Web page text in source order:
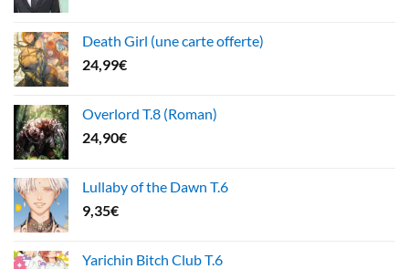
Death Girl (une carte offerte)
24,99€
Overlord T.8 (Roman)
24,90€
Lullaby of the Dawn T.6
9,35€
Yarichin Bitch Club T.6